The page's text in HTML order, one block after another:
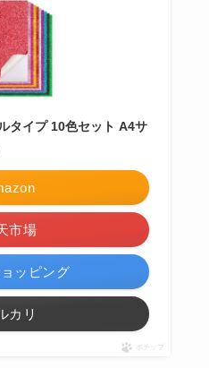
タイプ 10色セット A4サ
市場
ッピング
カリ
ポチップ